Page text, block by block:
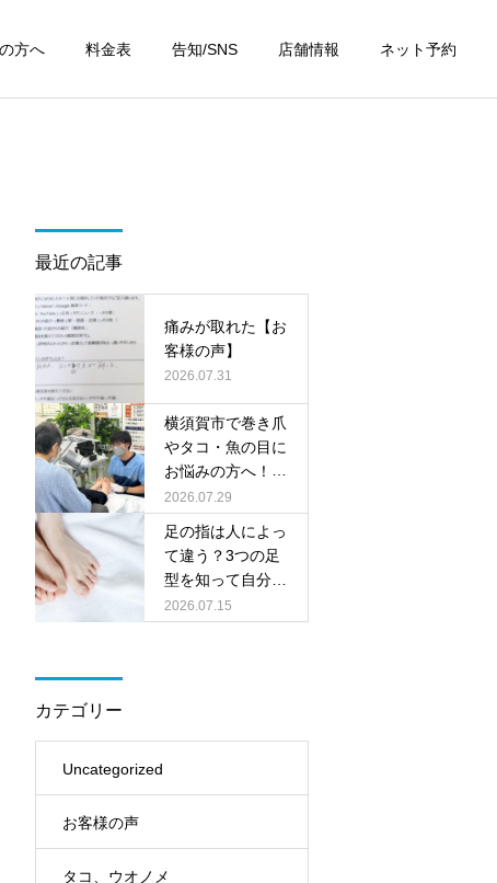
方へ 料金表 告知/SNS 店舗情報 ネット予約
最近の記事
痛みが取れた【お
客様の声】
2026.07.31
横須賀市で巻き爪
やタコ・魚の目に
お悩みの方へ！無
料相談会を開催し
ます
2026.07.29
足の指は人によっ
て違う？3つの足
型を知って自分に
合った靴選びをし
ましょう
2026.07.15
カテゴリー
Uncategorized
お客様の声
タコ、ウオノメ